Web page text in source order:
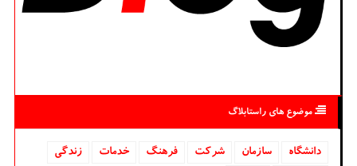
موضوع های راستابلاگ
دانشگاه‌ سازمان شركت فرهنگ خدمات
زندگی